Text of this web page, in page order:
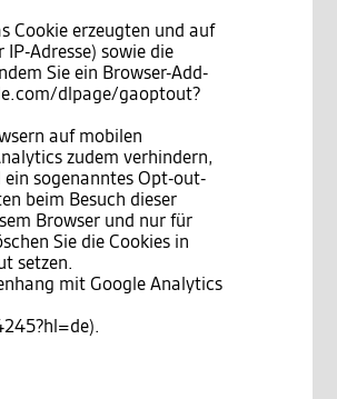
Cookie erzeugten und auf
Adresse) sowie die
Sie ein Browser-Add-
dlpage/gaoptout?
auf mobilen
zudem verhindern,
ein sogenanntes Opt-out-
beim Besuch dieser
Browser und nur für
Sie die Cookies in
setzen.
mit Google Analytics